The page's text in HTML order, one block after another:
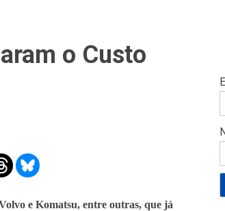
o Custo
e Komatsu, entre outras, que já